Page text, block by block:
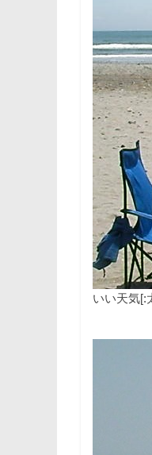
いい天気[: